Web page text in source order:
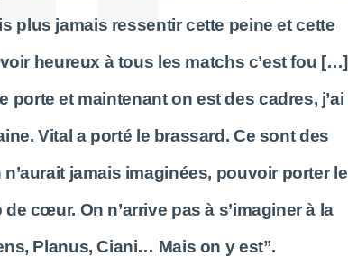
plus jamais ressentir cette peine et cette
heureux à tous les matchs c’est fou […]
porte et maintenant on est des cadres, j’ai
Vital a porté le brassard. Ce sont des
jamais imaginées, pouvoir porter le
cœur. On n’arrive pas à s’imaginer à la
Planus, Ciani… Mais on y est”.